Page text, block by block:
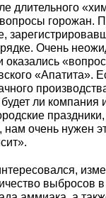
длительного
горожан.
Очень
«Апатита».
ли компания
нам очень нужен
выбросов